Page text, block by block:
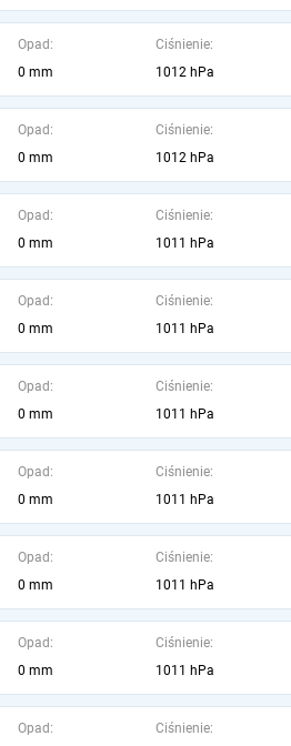
Opad:
0 mm
Ciśnienie:
1012 hPa
Opad:
0 mm
Ciśnienie:
1012 hPa
Opad:
0 mm
Ciśnienie:
1011 hPa
Opad:
0 mm
Ciśnienie:
1011 hPa
Opad:
0 mm
Ciśnienie:
1011 hPa
Opad:
0 mm
Ciśnienie:
1011 hPa
Opad:
0 mm
Ciśnienie:
1011 hPa
Opad:
0 mm
Ciśnienie:
1011 hPa
Opad:
Ciśnienie: